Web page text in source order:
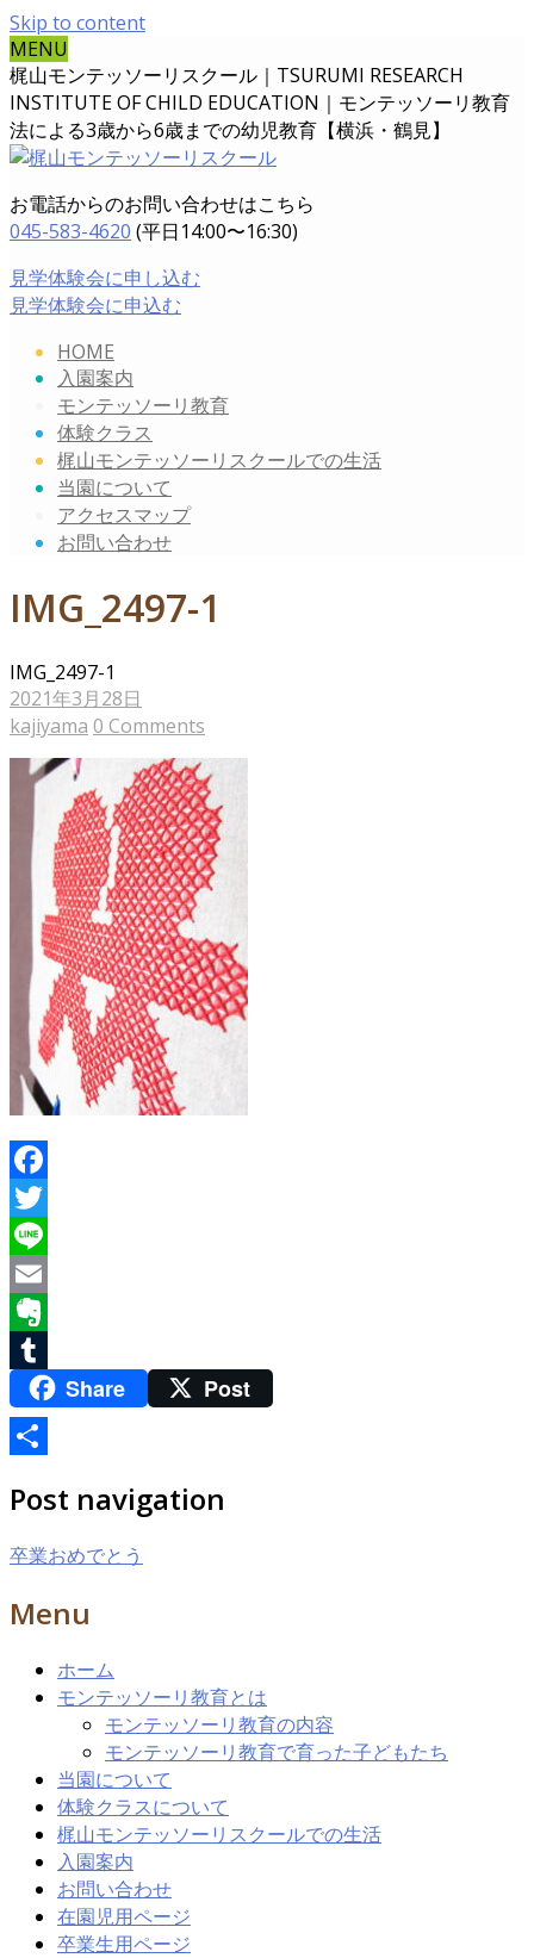
Skip to content
MENU
梶山モンテッソーリスクール｜TSURUMI RESEARCH
INSTITUTE OF CHILD EDUCATION｜ モンテッソーリ教育
法による3歳から6歳までの幼児教育【横浜・鶴見】
お電話からのお問い合わせはこちら
045-583-4620 (平日14:00〜16:30)
見学体験会に申し込む
見学体験会に申込む
HOME
入園案内
モンテッソーリ教育
体験クラス
梶山モンテッソーリスクールでの生活
当園について
アクセスマップ
お問い合わせ
IMG_2497-1
IMG_2497-1
2021年3月28日
kajiyama 0 Comments
Facebook
Twitter
Line
Email
Evernote
TumblrShare Post
有
Post navigation
卒業おめでとう
Menu
ホーム
モンテッソーリ教育とは
モンテッソーリ教育の内容
モンテッソーリ教育で育った子どもたち
当園について
体験クラスについて
梶山モンテッソーリスクールでの生活
入園案内
お問い合わせ
在園児用ページ
卒業生用ページ